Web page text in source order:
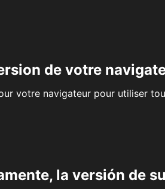
de votre
votre navigateur pour utiliser
la versión de